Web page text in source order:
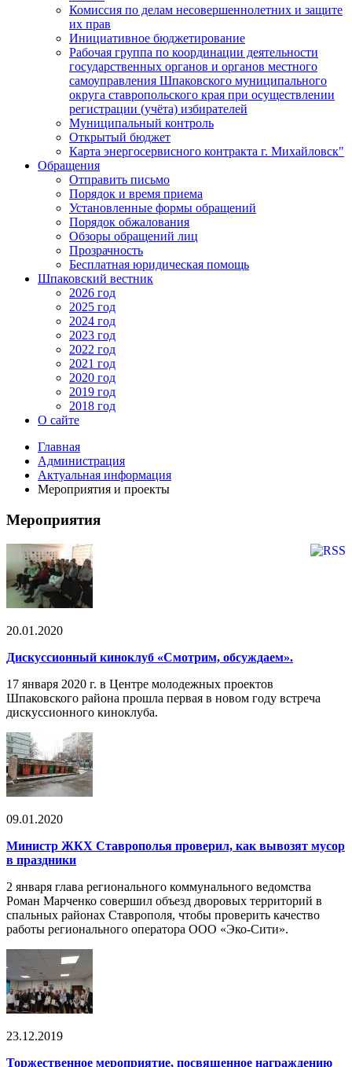
Комиссия по делам несовершеннолетних и защите
их прав
Инициативное бюджетирование
Рабочая группа по координации деятельности
государственных органов и органов местного
самоуправления Шпаковского муниципального
округа ставропольского края при осуществлении
регистрации (учёта) избирателей
Муниципальный контроль
Открытый бюджет
Карта энергосервисного контракта г. Михайловск"
Обращения
Отправить письмо
Порядок и время приема
Установленные формы обращений
Порядок обжалования
Обзоры обращений лиц
Прозрачность
Бесплатная юридическая помощь
Шпаковский вестник
2026 год
2025 год
2024 год
2023 год
2022 год
2021 год
2020 год
2019 год
2018 год
О сайте
Главная
Администрация
Актуальная информация
Мероприятия и проекты
Мероприятия
20.01.2020
Дискуссионный киноклуб «Смотрим, обсуждаем».
17 января 2020 г. в Центре молодежных проектов
Шпаковского района прошла первая в новом году встреча
дискуссионного киноклуба.
09.01.2020
Министр ЖКХ Ставрополья проверил, как вывозят мусор
в праздники
2 января глава регионального коммунального ведомства
Роман Марченко совершил объезд дворовых территорий в
спальных районах Ставрополя, чтобы проверить качество
работы регионального оператора ООО «Эко-Сити».
23.12.2019
Торжественное мероприятие, посвященное награждению